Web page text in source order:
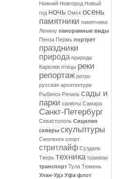
Нижний Новгород Новый
год ночь Омск осень
памятники памятники
Ленину панорамные виды
Пенза Пермь портрет
праздники
природа природа
Карелии птицы реки
репортаж ретро
русская архитектура
Рыбинск Рязань сады и
парки салюты Самара
Санкт-Петербург
Севастополь Сицилия
скверы скульптуры
Смоленск спорт
стритлайф Суздаль
Тверь техника трамваи
транспорт Тула Тюмень
Улан-Удэ Уфа флот